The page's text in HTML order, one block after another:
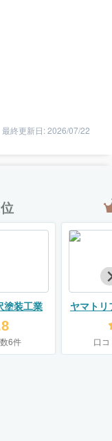
最終更新日: 2026/07/22
塗装工業
6件
ヤマト
口